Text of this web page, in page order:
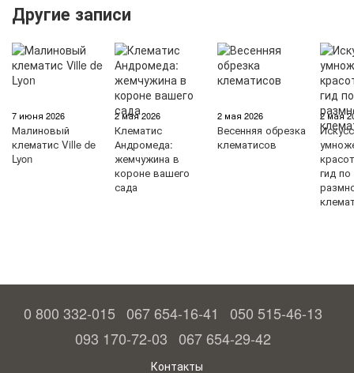
Другие записи
7 июня 2026
Малиновый
клематис Ville de
Lyon
2 мая 2026
Клематис
Андромеда:
жемчужина в
короне вашего
сада
2 мая 2026
Весенняя обрезка
клематисов
2 мая
гид по
0 800 332-015 067 654-16-41
050 515-46-13
093 170-72-03 067 654-29-42
Контакты